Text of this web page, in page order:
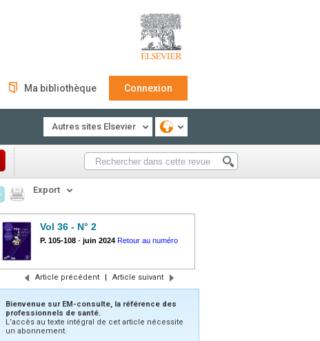
Ma bibliothèque Connexion
Autres sites Elsevier
Export
Vol 36 - N° 2
P. 105-108 - juin 2024 Retour au numéro
Article précédent | Article suivant
Bienvenue sur EM-consulte, la référence des
professionnels de santé.
L’accès au texte intégral de cet article nécessite
un abonnement.